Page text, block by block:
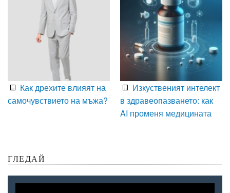
Как дрехите влияят на
самочувствието на мъжа?
Изкуственият интелект
в здравеопазването: как
AI променя медицината
ГЛЕДАЙ